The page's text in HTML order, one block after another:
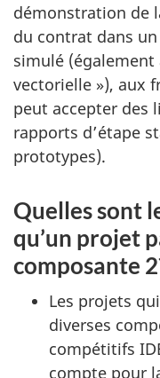
démonstration de
du contrat dans
simulé
vectorielle »), aux
peut accepter des
rapports d’étape
prototypes).
Quelles sont
qu’un projet
composante
Les projets qui
diverses
compétitifs
compte pour